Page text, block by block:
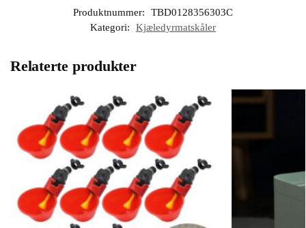
Produktnummer:
TBD0128356303C
Kategori:
Kjæledyrmatskåler
Relaterte produkter